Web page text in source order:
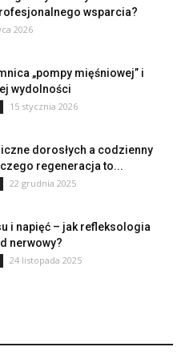
wsparcia?
2026
„pompy mięśniowej” i
wydolności
15 stycznia 2026
dorosłych a codzienny
regeneracja to...
22 grudnia 2025
i napięć – jak refleksologia
nerwowy?
24 listopada 2025